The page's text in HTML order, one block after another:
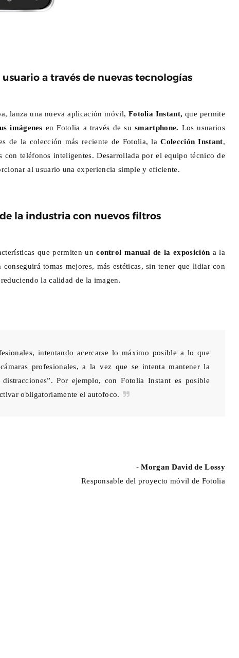
a través de nuevas tecnologías
lanza una nueva aplicación móvil, Fotolia Instant,que permite
imágenes en Fotolia a través de su smartphone. Los usuarios
de la colección más reciente de Fotolia, laColección Instant,
con teléfonos inteligentes. Desarrollada por el equipo técnico de
al usuario una experiencia simple y eficiente.
la industria con nuevos filtros
que permiten uncontrol manual de la exposición a la
tomas mejores, más estéticas, sin tener que lidiar con
la calidad de la imagen.
intentando acercarse lo máximo posible a lo que
profesionales, a la vez que se intenta mantener la
Por ejemplo, con Fotolia Instant es posible
obligatoriamente el autofoco.
-Morgan David de Lossy
Responsable del proyecto móvil de Fotolia